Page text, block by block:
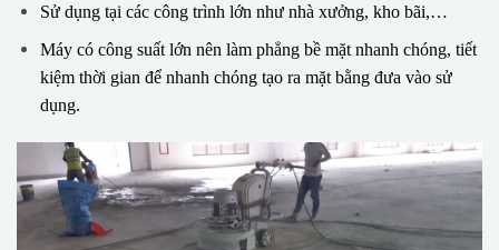
Sử dụng tại các công trình lớn như nhà xưởng, kho bãi,…
Máy có công suất lớn nên làm phẳng bề mặt nhanh chóng, tiết
kiệm thời gian để nhanh chóng tạo ra mặt bằng đưa vào sử
dụng.